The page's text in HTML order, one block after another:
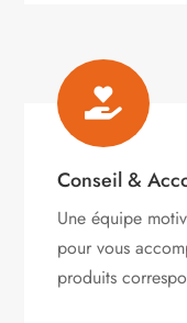

Conseil &
Une équipe
pour vous
produits